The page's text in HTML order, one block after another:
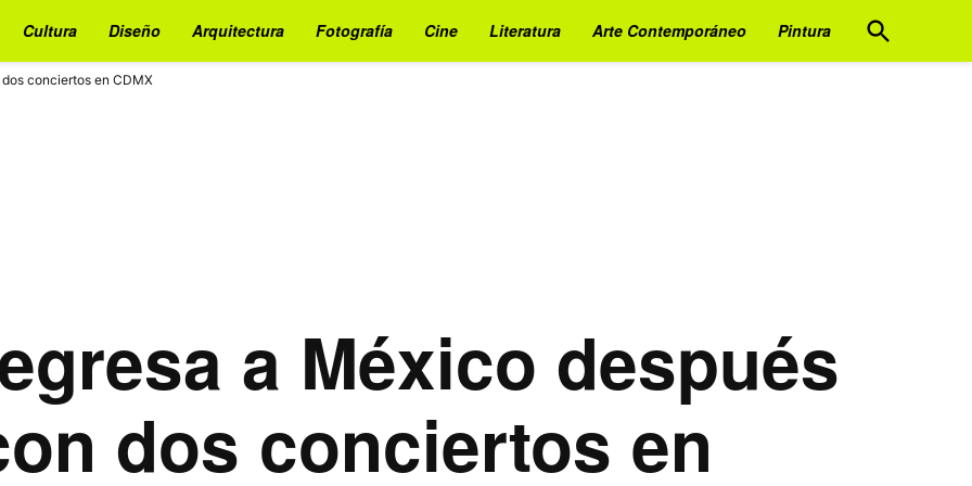
Cultura Diseño Arquitectura Fotografía Cine Literatura Arte Contemporáneo Pintura
Open
Search
conciertos en CDMX
a México después
dos conciertos en